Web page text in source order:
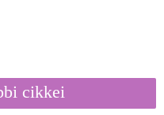
cikkei